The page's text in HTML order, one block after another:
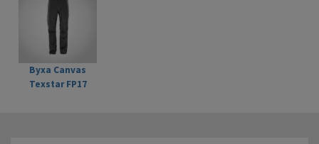
Byxa Canvas
Texstar FP17